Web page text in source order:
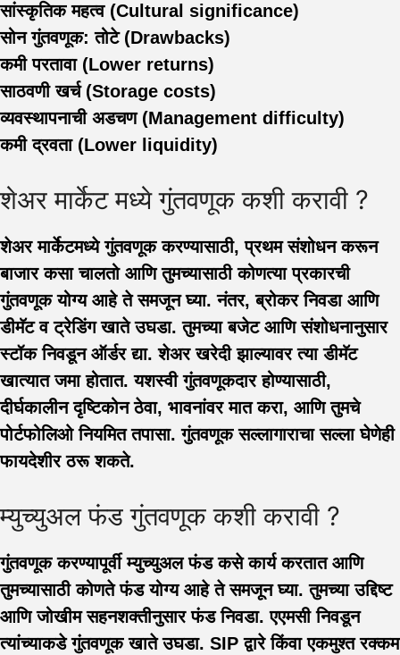
सांस्कृतिक महत्व (Cultural significance)
सोन गुंतवणूक: तोटे (Drawbacks)
कमी परतावा (Lower returns)
साठवणी खर्च (Storage costs)
व्यवस्थापनाची अडचण (Management difficulty)
कमी द्रवता (Lower liquidity)
शेअर मार्केट मध्ये गुंतवणूक कशी करावी ?
शेअर मार्केटमध्ये गुंतवणूक करण्यासाठी, प्रथम संशोधन करून
बाजार कसा चालतो आणि तुमच्यासाठी कोणत्या प्रकारची
गुंतवणूक योग्य आहे ते समजून घ्या. नंतर, ब्रोकर निवडा आणि
डीमॅट व ट्रेडिंग खाते उघडा. तुमच्या बजेट आणि संशोधनानुसार
स्टॉक निवडून ऑर्डर द्या. शेअर खरेदी झाल्यावर त्या डीमॅट
खात्यात जमा होतात. यशस्वी गुंतवणूकदार होण्यासाठी,
दीर्घकालीन दृष्टिकोन ठेवा, भावनांवर मात करा, आणि तुमचे
पोर्टफोलिओ नियमित तपासा. गुंतवणूक सल्लागाराचा सल्ला घेणेही
फायदेशीर ठरू शकते.
म्युच्युअल फंड गुंतवणूक कशी करावी ?
गुंतवणूक करण्यापूर्वी म्युच्युअल फंड कसे कार्य करतात आणि
तुमच्यासाठी कोणते फंड योग्य आहे ते समजून घ्या. तुमच्या उद्दिष्ट
आणि जोखीम सहनशक्तीनुसार फंड निवडा. एएमसी निवडून
त्यांच्याकडे गुंतवणूक खाते उघडा. SIP द्वारे किंवा एकमुश्त रक्कम